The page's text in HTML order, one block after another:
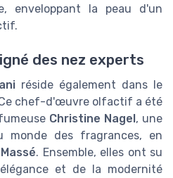
enveloppant la peau d'un
des nez experts
réside également dans le
chef-d'œuvre olfactif a été
Christine Nagel , une
monde des fragrances, en
. Ensemble, elles ont su
et de la modernité